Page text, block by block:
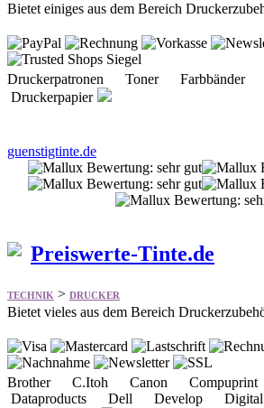
Bietet einiges aus dem Bereich
Druckerpatronen Toner Farbbänder
Druckerpapier
guenstigtinte.de
Preiswerte-Tinte.de
TECHNIK > DRUCKER
Bietet vieles aus dem Bereich
Brother C.Itoh Canon
Dataproducts Dell Develop Digital